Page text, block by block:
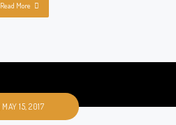
Read More
MAY 15, 2017